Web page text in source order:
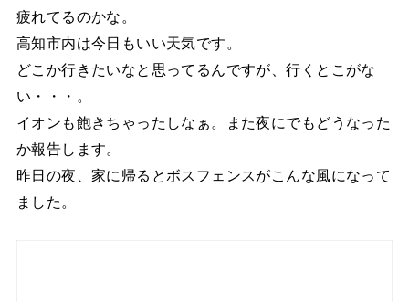
疲れてるのかな。
高知市内は今日もいい天気です。
どこか行きたいなと思ってるんですが、行くとこがな
い・・・。
イオンも飽きちゃったしなぁ。また夜にでもどうなった
か報告します。
昨日の夜、家に帰るとボスフェンスがこんな風になって
ました。